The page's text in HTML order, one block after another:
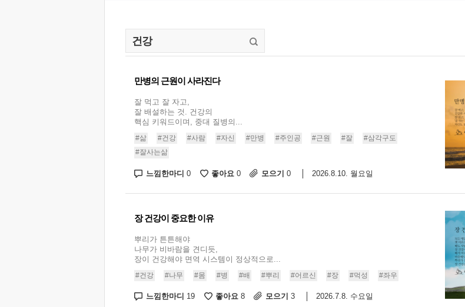
만병의 근원이 사라진다
잘 먹고 잘 자고,
잘 배설하는 것. 건강의
핵심 키워드이며, 중대 질병의...
#삶 #건강 #사람 #자신 #만병 #주인공 #근원 #잘
#삼각구도
#잘사는삶
느낌한마디 0 좋아요 0 모으기 0 2026.8.10. 월요일
장 건강이 중요한 이유
뿌리가 튼튼해야
나무가 비바람을 견디듯,
장이 건강해야 면역 시스템이 정상적으로...
#건강 #나무 #몸 #병 #배 #뿌리 #어르신 #장 #먹성 #좌우
느낌한마디 19 좋아요 8 모으기 3 2026.7.8. 수요일